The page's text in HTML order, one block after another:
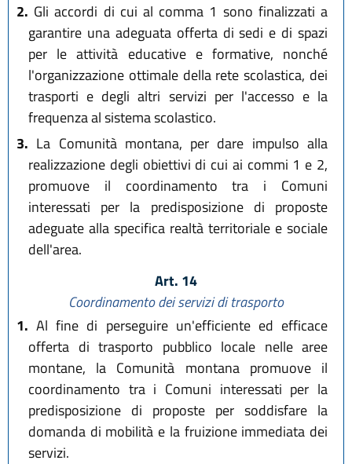
2. Gli accordi di cui al comma 1 sono finalizzati a
garantire una adeguata offerta di sedi e di spazi
per le attività educative e formative, nonché
l'organizzazione ottimale della rete scolastica, dei
trasporti e degli altri servizi per l'accesso e la
frequenza al sistema scolastico.
3. La Comunità montana, per dare impulso alla
realizzazione degli obiettivi di cui ai commi 1 e 2,
promuove il coordinamento tra i Comuni
interessati per la predisposizione di proposte
adeguate alla specifica realtà territoriale e sociale
dell'area.
Art. 14
Coordinamento dei servizi di trasporto
1. Al fine di perseguire un'efficiente ed efficace
offerta di trasporto pubblico locale nelle aree
montane, la Comunità montana promuove il
coordinamento tra i Comuni interessati per la
predisposizione di proposte per soddisfare la
domanda di mobilità e la fruizione immediata dei
servizi.